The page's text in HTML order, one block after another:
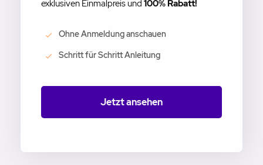
exklusiven Einmalpreis und 100% Rabatt!
Ohne Anmeldung anschauen
Schritt für Schritt Anleitung
Jetzt ansehen